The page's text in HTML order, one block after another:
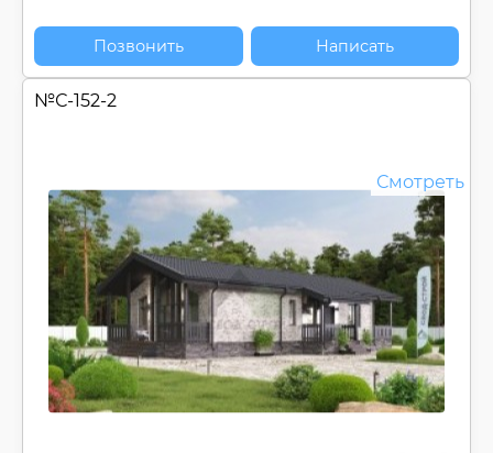
Позвонить Написать
№С-152-2
Смотреть